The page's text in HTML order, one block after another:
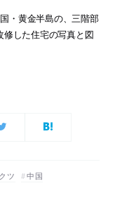
・黄金半島の、三階部
した住宅の写真と図
ツ 中国